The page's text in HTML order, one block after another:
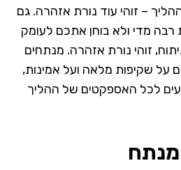
– זוהי עוד נורת אזהרה. גם
מדי ולא בוחן אתכם לעומק
זוהי נורת אזהרה. מנתחים
על שקיפות מלאה ועל אמינות,
לכל האספקטים של ההליך